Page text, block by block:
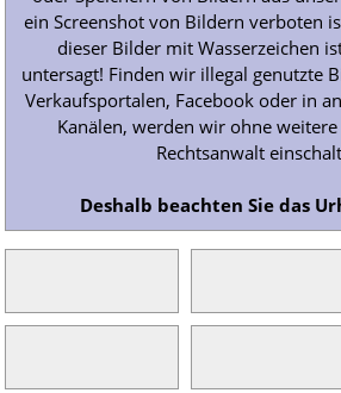
ein Screenshot von Bildern verboten
dieser Bilder mit Wasserzeichen
untersagt! Finden wir illegal genutzte
Verkaufsportalen, Facebook oder in
Kanälen, werden wir ohne
Rechtsanwalt
Deshalb beachten Sie das